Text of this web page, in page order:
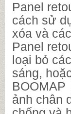
Panel
cách sử
xóa và
Panel
loại bỏ
sáng,
ảnh chân